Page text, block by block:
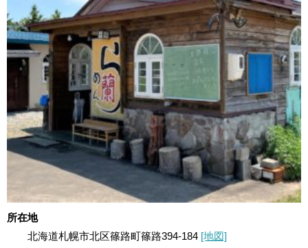
所在地
北海道札幌市北区篠路町篠路394-184 [地図]